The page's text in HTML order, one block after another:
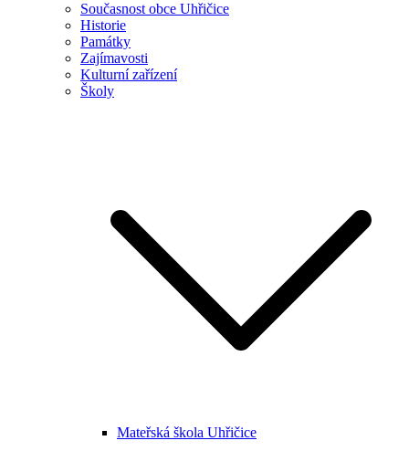
Současnost obce Uhřičice
Historie
Památky
Zajímavosti
Kulturní zařízení
Školy
Mateřská škola Uhřičice